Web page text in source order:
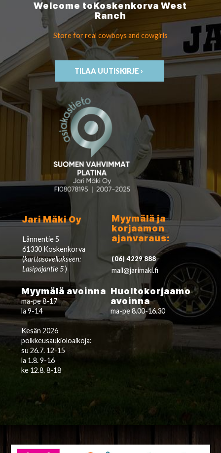
Welcome toKoskenkorvaWest
Ranch
Store for real cowboys and cowgirls
TILAA UUTISKIRJE ›
Jari Mäki Oy
Lännentie 5
61330 Koskenkorva
(karttasovellukseen:
Lasipajantie 5)
Myymälä ja
korjaamon
ajanvaraus:
(06) 4229 888
mail@jarimaki.fi
Myymälä avoinna
ma-pe 8-17
la 9-14
Kesän 2026
poikkeusaukioloaikoja:
su 26.7. 12-15
la 1.8. 9-16
ke 12.8. 8-18
Huoltokorjaamo
avoinna
ma-pe 8.00-16.30